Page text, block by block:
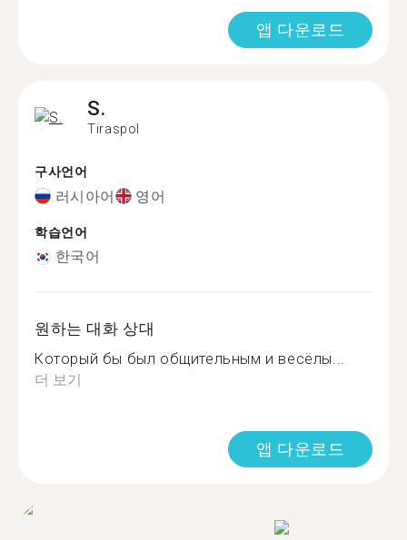
앱 다운로드
S.
Tiraspol
구사언어
러시아어 영어
학습언어
한국어
원하는 대화 상대
Который бы был общительным и весёлы...
더 보기
앱 다운로드